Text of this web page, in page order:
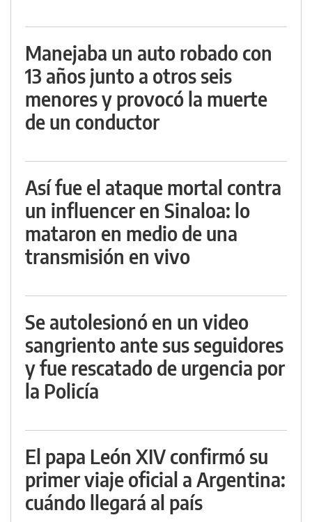
Manejaba un auto robado con
13 años junto a otros seis
menores y provocó la muerte
de un conductor
Así fue el ataque mortal contra
un influencer en Sinaloa: lo
mataron en medio de una
transmisión en vivo
Se autolesionó en un video
sangriento ante sus seguidores
y fue rescatado de urgencia por
la Policía
El papa León XIV confirmó su
primer viaje oficial a Argentina:
cuándo llegará al país